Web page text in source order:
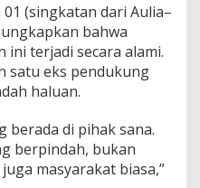
(singkatan dari Aulia–
bahwa
terjadi secara alami.
satu eks pendukung
haluan.
berada di pihak sana.
berpindah, bukan
masyarakat biasa,”